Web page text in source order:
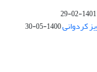
1401-02-29
کردوانی1400-05-30